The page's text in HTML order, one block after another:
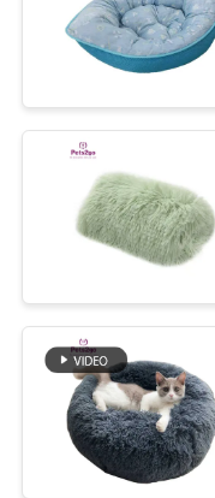
HUBUNGI
PERMINTAAN
PENAWARAN
BLOG/NEWS
SITEMAP
PRIVACY
POLICY